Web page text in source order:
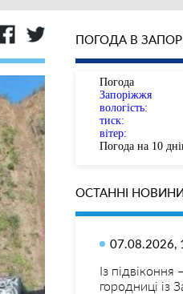
ПОГОДА В
Погода
Запоріжжя
вологість:
тиск:
вітер:
Погода на 10
ОСТАННІ НОВИНИ
07.08.2026,
Із
городниці із